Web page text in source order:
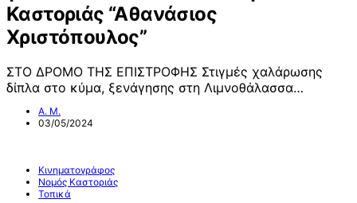
Καστοριάς “Αθανάσιος
Χριστόπουλος”
ΣΤΟ ΔΡΟΜΟ ΤΗΣ ΕΠΙΣΤΡΟΦΗΣ Στιγμές χαλάρωσης
δίπλα στο κύμα, ξενάγησης στη Λιμνοθάλασσα…
Α. Μ.
03/05/2024
Κινηματογράφος
Νομός Καστοριάς
Τοπικά